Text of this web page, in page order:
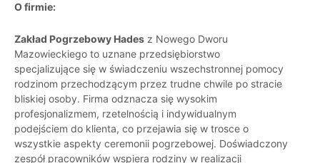
O firmie:
Zakład Pogrzebowy Hades z Nowego Dworu
Mazowieckiego to uznane przedsiębiorstwo
specjalizujące się w świadczeniu wszechstronnej pomocy
rodzinom przechodzącym przez trudne chwile po stracie
bliskiej osoby. Firma odznacza się wysokim
profesjonalizmem, rzetelnością i indywidualnym
podejściem do klienta, co przejawia się w trosce o
wszystkie aspekty ceremonii pogrzebowej. Doświadczony
zespół pracowników wspiera rodziny w realizacji